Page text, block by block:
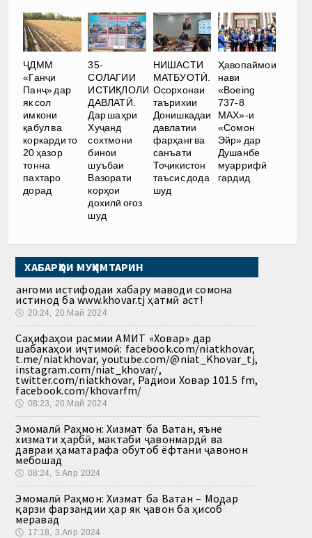
ҶДММ
«Ганҷи
Панҷ» дар
як сол
имкони
қабул ва
коркарди то
20 ҳазор
тонна
пахтаро
дорад
35-
СОЛАГИИ
ИСТИҚЛОЛИ
ДАВЛАТӢ.
Дар шаҳри
Хуҷанд
сохтмони
бинои
шуъбаи
Вазорати
корҳои
дохилӣ оғоз
шуд
НИШАСТИ
МАТБУОТӢ.
Осорхонаи
таърихии
Донишкадаи
давлатии
фарҳанг ва
санъати
Тоҷикистон
таъсис дода
шуд
Ҳавопаймои
нави
«Boeing
737-8
MAX»-и
«Сомон
Эйр» дар
Душанбе
муаррифӣ
гардид
ХАБАРҲОИ МУҲИМТАРИН
Ҳангоми истифодаи хабару маводи сомона
истинод ба www.khovar.tj ҳатмӣ аст!
🕔 20:24, 20.Май 2024
Саҳифаҳои расмии АМИТ «Ховар» дар
шабакаҳои иҷтимоӣ: facebook.com/niatkhovar,
t.me/niatkhovar, youtube.com/@niat_Khovar_tj,
instagram.com/niat_khovar/,
twitter.com/niatkhovar, Радиои Ховар 101.5 fm,
facebook.com/khovarfm/
🕔 08:23, 20.Май 2024
Эмомалӣ Раҳмон: Хизмат ба Ватан, яъне
хизмати ҳарбӣ, мактаби ҷавонмардӣ ва
давраи ҳаматарафа обутоб ёфтани ҷавонон
мебошад
🕔 08:24, 5.Апр 2024
Эмомалӣ Раҳмон: Хизмат ба Ватан – Модар
қарзи фарзандии ҳар як ҷавон ба ҳисоб
меравад
🕔 17:18, 3.Апр 2024